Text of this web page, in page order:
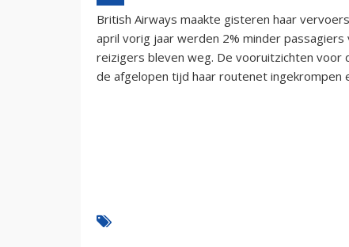
British Airways maakte gisteren haar
april vorig jaar werden 2% minder
reizigers bleven weg. De vooruitzichten voor
de afgelopen tijd haar routenet ingekrompen